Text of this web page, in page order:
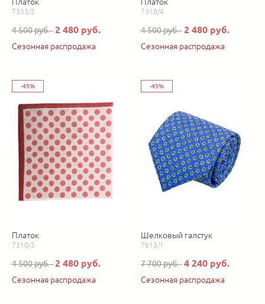
Платок
7333/2
4 500 руб.2 480 руб.
Сезонная распродажа
Платок
7310/4
4 500 руб. 2 480 руб.
Сезонная распродажа
-45%
Платок
7310/3
4 500 руб.2 480 руб.
Сезонная распродажа
-45%
Шелковый галстук
7613/1
7 700 руб. 4 240 руб.
Сезонная распродажа